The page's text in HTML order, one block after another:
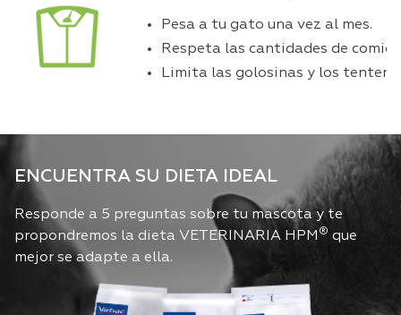
Pesa a tu gato una vez al mes.
Respeta las cantidades de
Limita las golosinas y los
ENCUENTRA SU DIETA IDEAL
Responde a 5 preguntas sobre tu mascota y te
propondremos la dieta VETERINARIA HPM ® que
mejor se adapte a ella.